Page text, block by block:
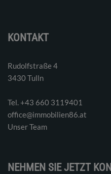
KONTAKT
Rudolfstraße 4
3430 Tulln
Tel. ‭+43 660 3119401‬
office@immobilien86.at
Unser Team
NEHMEN SIE JETZT